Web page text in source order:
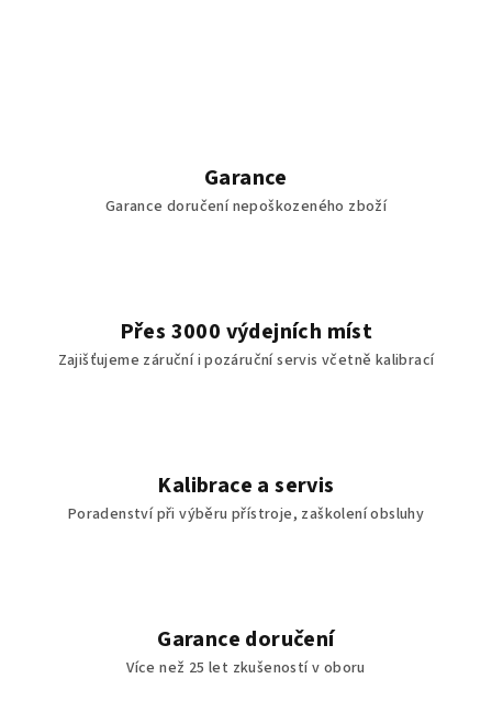
Garance
Garance doručení nepoškozeného zboží
Přes 3000 výdejních míst
Zajišťujeme záruční i pozáruční servis včetně kalibrací
Kalibrace a servis
Poradenství při výběru přístroje, zaškolení obsluhy
Garance doručení
Více než 25 let zkušeností v oboru